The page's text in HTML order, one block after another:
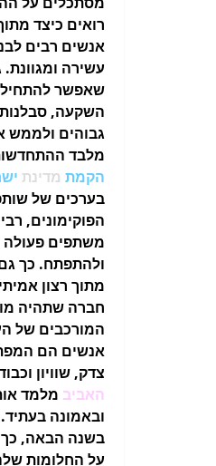
רואים כיצד
אנשים רבים
עשירה ומגוונת.
שאפשר
השקעה,
גבוהים ולממש
מלבד
הקמת מדינת
בערכים של
הפוקימונים,
משתפים פעולה
ולהתפתח. כך
מתוך רצון
חברה שתהיה
המורכבים של
אנשים הם
צדק, שוויון
האביב מלמד
ובאמונה
בשנה הבאה, כך
על החלומות